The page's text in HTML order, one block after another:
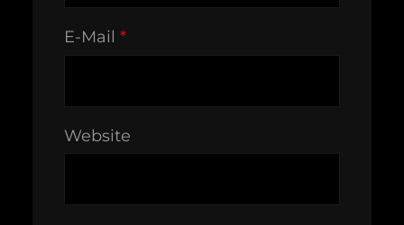
E-Mail *
Website